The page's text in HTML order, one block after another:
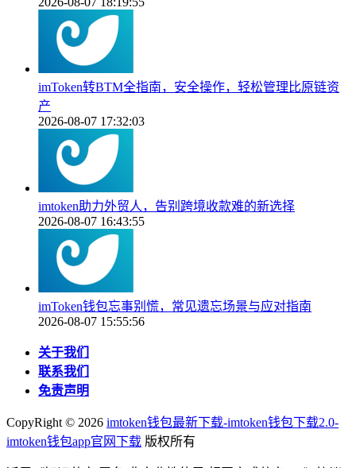
imToken转BTM全指南，安全操作，轻松管理比原链资
产
2026-08-07 17:32:03
imtoken助力外贸人，告别跨境收款难的新选择
2026-08-07 16:43:55
imToken钱包忘事别慌，常见遗忘场景与应对指南
2026-08-07 15:55:56
关于我们
联系我们
免责声明
CopyRight © 2026 imtoken钱包最新下载-imtoken钱包下载2.0-
imtoken钱包app官网下载 版权所有